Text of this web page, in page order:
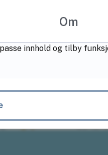
Om
innhold og tilby